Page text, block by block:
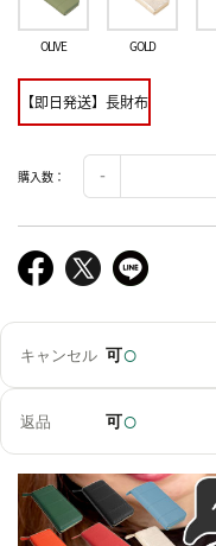
OLIVE GOLD
【即日発送】長財布
購入数：
キャンセル 可○
返品 可○